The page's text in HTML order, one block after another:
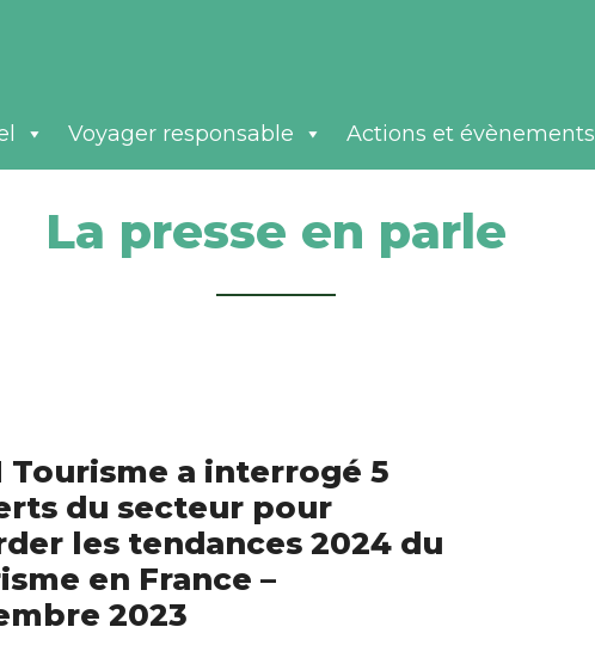
Voyager responsable Actions et évènements
La presse en parle
Tourisme a interrogé 5
du secteur pour
les tendances 2024 du
en France –
2023